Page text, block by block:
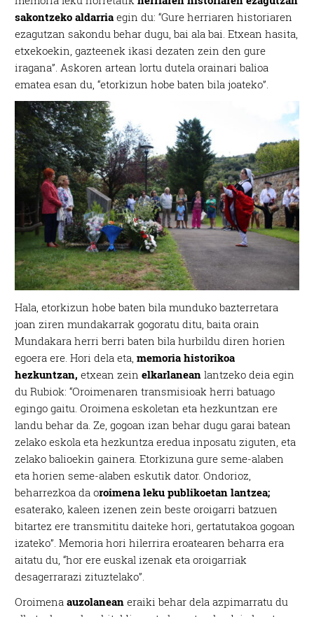
sakontzeko aldarria egin du: “Gure herriaren historiaren
ezagutzan sakondu behar dugu, bai ala bai. Etxean hasita,
etxekoekin, gazteenek ikasi dezaten zein den gure
iragana”. Askoren artean lortu dutela orainari balioa
ematea esan du, “etorkizun hobe baten bila joateko”.
Hala, etorkizun hobe baten bila munduko bazterretara
joan ziren mundakarrak gogoratu ditu, baita orain
Mundakara herri berri baten bila hurbildu diren horien
egoera ere. Hori dela eta,memoria historikoa
hezkuntzan, etxean zeinelkarlanean lantzeko deia egin
du Rubiok: “Oroimenaren transmisioak herri batuago
egingo gaitu. Oroimena eskoletan eta hezkuntzan ere
landu behar da. Ze, gogoan izan behar dugu garai batean
zelako eskola eta hezkuntza eredua inposatu ziguten, eta
zelako balioekin gainera. Etorkizuna gure seme-alaben
eta horien seme-alaben eskutik dator. Ondorioz,
beharrezkoa da oroimena leku publikoetan lantzea;
esaterako, kaleen izenen zein beste oroigarri batzuen
bitartez ere transmititu daiteke hori, gertatutakoa gogoan
izateko”. Memoria hori hilerrira eroatearen beharra era
aitatu du, “hor ere euskal izenak eta oroigarriak
desagerrarazi zituztelako”.
Oroimenaauzolanean eraiki behar dela azpimarratu du